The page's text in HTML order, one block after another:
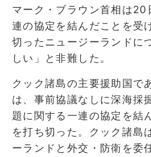
マーク・ブラウン首相は20
連の協定を結んだことを受
切ったニュージーランドに
しい」と非難した。
クック諸島の主要援助国で
は、事前協議なしに深海採
題に関する一連の協定を結
を打ち切った。クック諸島
ーランドと外交・防衛を委